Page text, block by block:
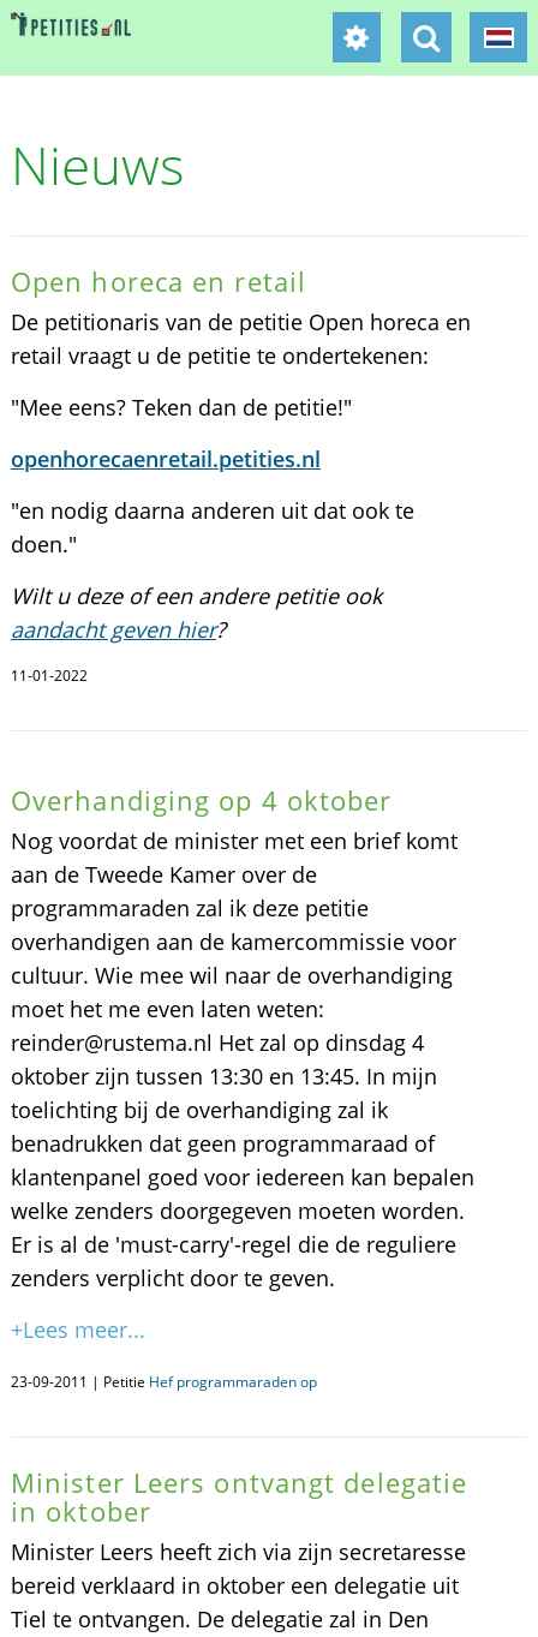
Nieuws
Open horeca en retail
De petitionaris van de petitie Open horeca en
retail vraagt u de petitie te ondertekenen:
"Mee eens? Teken dan de petitie!"
openhorecaenretail.petities.nl
"en nodig daarna anderen uit dat ook te
doen."
Wilt u deze of een andere petitie ook
aandacht geven hier?
11-01-2022
Overhandiging op 4 oktober
Nog voordat de minister met een brief komt
aan de Tweede Kamer over de
programmaraden zal ik deze petitie
overhandigen aan de kamercommissie voor
cultuur. Wie mee wil naar de overhandiging
moet het me even laten weten:
reinder@rustema.nl Het zal op dinsdag 4
oktober zijn tussen 13:30 en 13:45. In mijn
toelichting bij de overhandiging zal ik
benadrukken dat geen programmaraad of
klantenpanel goed voor iedereen kan bepalen
welke zenders doorgegeven moeten worden.
Er is al de 'must-carry'-regel die de reguliere
zenders verplicht door te geven.
+Lees meer...
23-09-2011 | Petitie Hef programmaraden op
Minister Leers ontvangt delegatie
in oktober
Minister Leers heeft zich via zijn secretaresse
bereid verklaard in oktober een delegatie uit
Tiel te ontvangen. De delegatie zal in Den